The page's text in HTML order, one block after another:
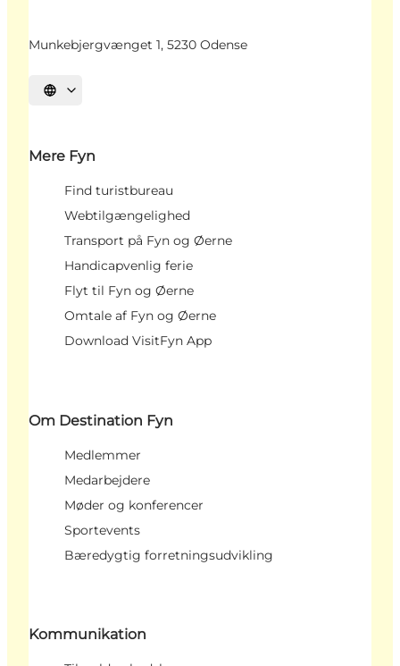
Munkebjergvænget 1, 5230 Odense
Vælg sprog
Mere Fyn
Find turistbureau
Webtilgængelighed
Transport på Fyn og Øerne
Handicapvenlig ferie
Flyt til Fyn og Øerne
Omtale af Fyn og Øerne
Download VisitFyn App
Om Destination Fyn
Medlemmer
Medarbejdere
Møder og konferencer
Sportevents
Bæredygtig forretningsudvikling
Kommunikation